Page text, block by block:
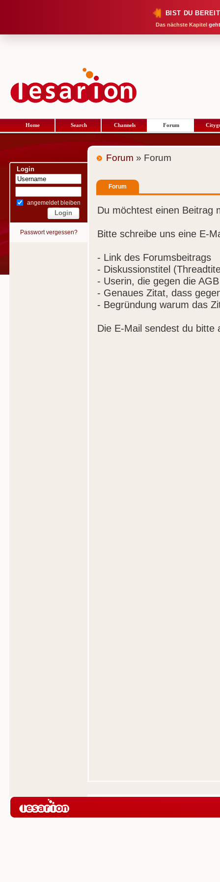
BIST DU
Das nächste Kapitel
Home Search Channels Forum
Login
angemeldet bleiben
Passwort vergessen?
Forum » Forum
Forum
Du möchtest einen Beitrag
Bitte schreibe uns eine E-
- Link des Forumsbeitrags
- Diskussionstitel
- Userin, die gegen die
- Genaues Zitat, dass
- Begründung warum das
Die E-Mail sendest du bitte